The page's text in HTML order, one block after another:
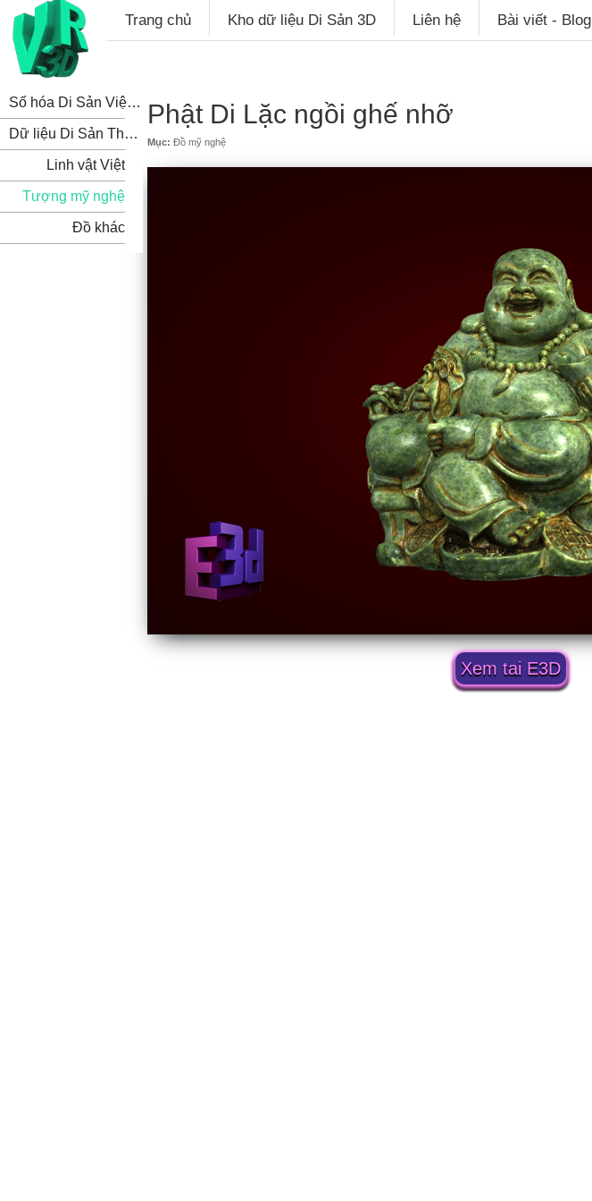
Trang chủ Kho dữ liệu Di Sản 3D Liên hệ Bài viết - Blog
Phật Di Lặc ngồi ghế nhỡ
Mục: Đồ mỹ nghệ
Xem tai E3D
Số hóa Di Sản Việt Nam
Dữ liệu Di Sản Thế Giới
Linh vật Việt
Tượng mỹ nghệ
Đồ khác